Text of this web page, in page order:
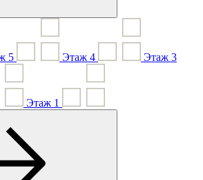
5 Этаж 4 Этаж 3
Этаж 1